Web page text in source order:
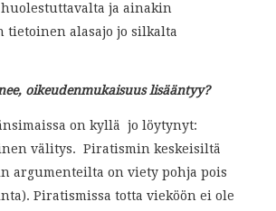
ja ainakin
tietoinen alasajo jo silkalta
oikeudenmukaisuus lisääntyy?
on kyllä jo löytynyt:
välitys. Piratismin keskeisiltä
argumenteilta on viety pohja pois
Piratismissa totta vieköön ei ole